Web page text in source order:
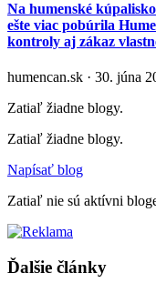
Na humenské
ešte viac pobúrila
kontroly aj zákaz
humencan.sk · 30. júna
Zatiaľ žiadne blogy.
Zatiaľ žiadne blogy.
Napísať blog
Zatiaľ nie sú aktívni
Ďalšie články